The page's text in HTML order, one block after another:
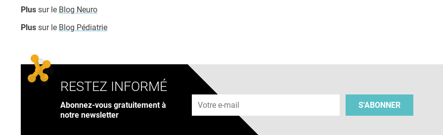
Plus sur le Blog Neuro
Plus sur le Blog Pédiatrie
RESTEZ INFORMÉ
Abonnez-vous gratuitement à
notre newsletter
Adresse e-mail
S'ABONNER